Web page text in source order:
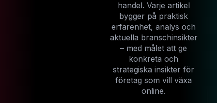
handel. Varje artikel
bygger på praktisk
erfarenhet, analys och
aktuella branschinsikter
– med målet att ge
konkreta och
strategiska insikter för
företag som vill växa
online.